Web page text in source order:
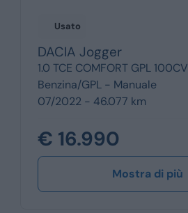
Usato
DACIA Jogger
1.0 TCE COMFORT GPL 100CV
Benzina/GPL - Manuale
07/2022 - 46.077 km
€ 16.990
Mostra di più